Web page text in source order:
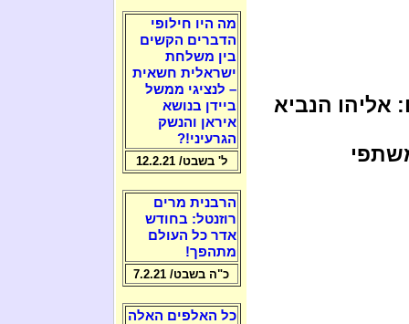
אליהו הנביא
מה היו חילופי
הדברים הקשים
בין משלחת
ישראלית חשאית
– לנציגי ממשל
ביידן בנושא
איראן והנשק
הגרעיני!?
ל' בשבט/ 12.2.21
הרבנית מרים
רוזנטל: בחודש
אדר כל העולם
מתהפך!
כ"ה בשבט/ 7.2.21
כל האלפים האלה